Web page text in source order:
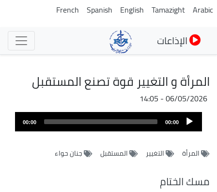
تجاوز
Arabic
Tamazight
English
Spanish
French
الإذاعات
المرأة و التغيير قوة تصنع المستقبل
06/05/2026 - 14:05
ملف
الصوت
Audio
Player
00:00
00:00
المرأة التغيير المستقبل جنان حواء
مسك الختام